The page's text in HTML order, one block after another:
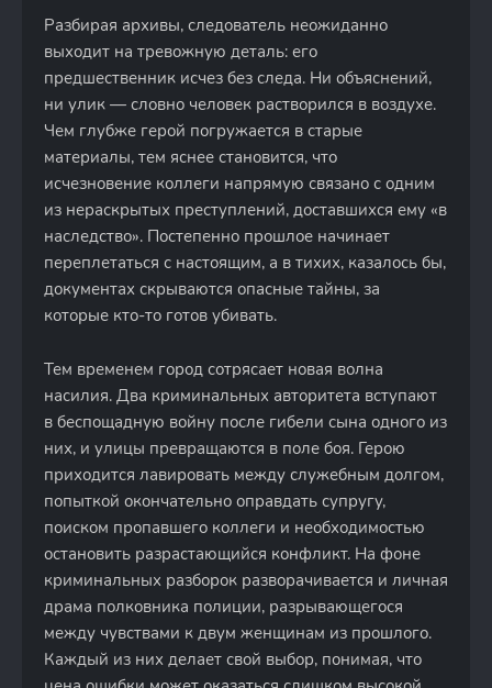
Разбирая архивы, следователь неожиданно
выходит на тревожную деталь: его
предшественник исчез без следа. Ни объяснений,
ни улик — словно человек растворился в воздухе.
Чем глубже герой погружается в старые
материалы, тем яснее становится, что
исчезновение коллеги напрямую связано с одним
из нераскрытых преступлений, доставшихся ему «в
наследство». Постепенно прошлое начинает
переплетаться с настоящим, а в тихих, казалось бы,
документах скрываются опасные тайны, за
которые кто-то готов убивать.
Тем временем город сотрясает новая волна
насилия. Два криминальных авторитета вступают
в беспощадную войну после гибели сына одного из
них, и улицы превращаются в поле боя. Герою
приходится лавировать между служебным долгом,
попыткой окончательно оправдать супругу,
поиском пропавшего коллеги и необходимостью
остановить разрастающийся конфликт. На фоне
криминальных разборок разворачивается и личная
драма полковника полиции, разрывающегося
между чувствами к двум женщинам из прошлого.
Каждый из них делает свой выбор, понимая, что